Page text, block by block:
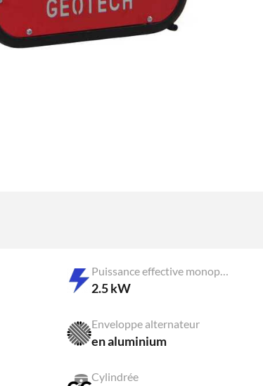
Puissance effective monophasée
2.5 kW
Enveloppe alternateur
en aluminium
Cylindrée